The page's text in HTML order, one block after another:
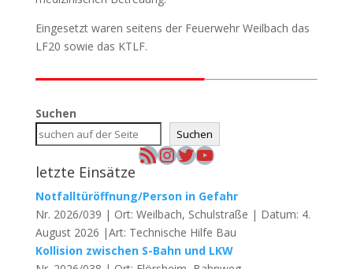
Eingesetzt waren seitens der Feuerwehr Weilbach das
LF20 sowie das KTLF.
Suchen
Suchen
RSS-FeedInstagram
Twitter
YouTube
letzte Einsätze
Notfalltüröffnung/Person in Gefahr
Nr. 2026/039 | Ort: Weilbach, Schulstraße | Datum: 4.
August 2026 |Art: Technische Hilfe Bau
Kollision zwischen S-Bahn und LKW